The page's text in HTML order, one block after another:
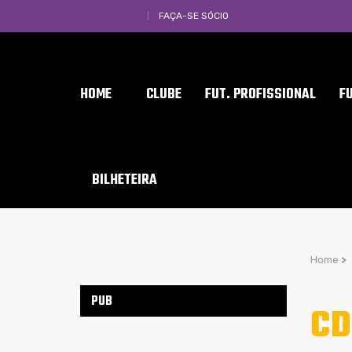
FAÇA-SE SÓCIO
HOME CLUBE FUT. PROFISSIONAL
BILHETEIRA
Home >
PUB